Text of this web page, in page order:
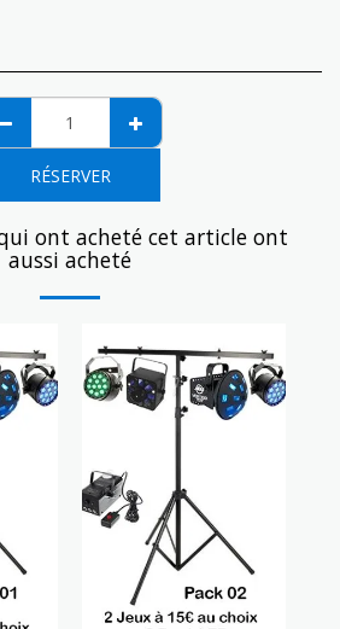
RÉSERVER
ont acheté cet article ont
aussi acheté